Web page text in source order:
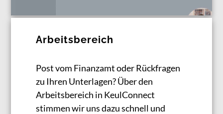
Arbeitsbereich
Post vom Finanzamt oder Rückfragen
zu Ihren Unterlagen? Über den
Arbeitsbereich in KeulConnect
stimmen wir uns dazu schnell und